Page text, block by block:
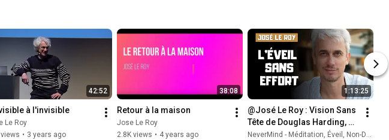
42:52
à l'invisible
Le Roy
• 3 years ago
38:08
Retour à la maison
Jose Le Roy
2.8K views • 4 years ago
1:13:25
@José Le Roy : Vision Sans
Tête de Douglas Harding,
Eveil spirituel, Méditation,
NeverMind - Méditation, Éveil, Non-Dualité